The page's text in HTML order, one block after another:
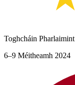
Toghcháin Pharlaimint
6–9 Méitheamh 2024